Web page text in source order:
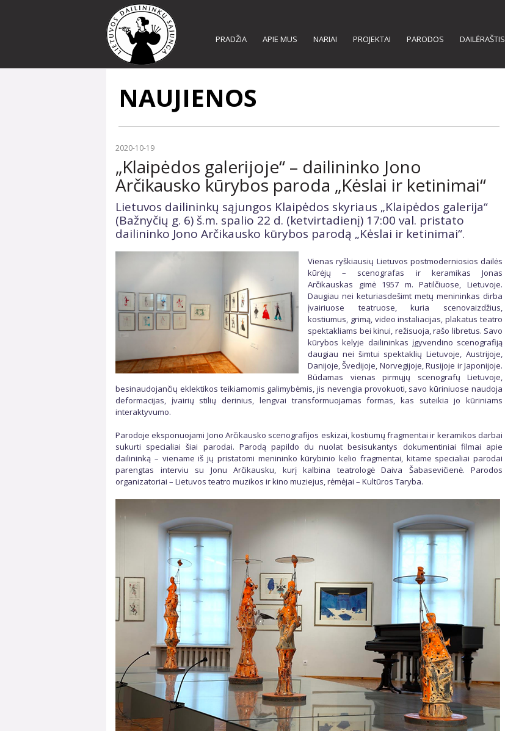
PRADŽIA APIE MUS NARIAI PROJEKTAI PARODOS DAILĖRAŠTIS
NAUJIENOS
2020-10-19
„Klaipėdos galerijoje“ – dailininko Jono
Arčikausko kūrybos paroda „Kėslai ir ketinimai“
Lietuvos dailininkų sąjungos Klaipėdos skyriaus „Klaipėdos galerija“
(Bažnyčių g. 6) š.m. spalio 22 d. (ketvirtadienį) 17:00 val. pristato
dailininko Jono Arčikausko kūrybos parodą „Kėslai ir ketinimai“.
Vienas ryškiausių Lietuvos postmoderniosios dailės
kūrėjų – scenografas ir keramikas Jonas
Arčikauskas gimė 1957 m. Patilčiuose, Lietuvoje.
Daugiau nei keturiasdešimt metų menininkas dirba
įvairiuose teatruose, kuria scenovaizdžius,
kostiumus, grimą, video instaliacijas, plakatus teatro
spektakliams bei kinui, režisuoja, rašo libretus. Savo
kūrybos kelyje dailininkas įgyvendino scenografiją
daugiau nei šimtui spektaklių Lietuvoje, Austrijoje,
Danijoje, Švedijoje, Norvegijoje, Rusijoje ir Japonijoje.
Būdamas vienas pirmųjų scenografų Lietuvoje,
besinaudojančių eklektikos teikiamomis galimybėmis, jis nevengia provokuoti, savo kūriniuose naudoja
deformacijas, įvairių stilių derinius, lengvai transformuojamas formas, kas suteikia jo kūriniams
interaktyvumo.
Parodoje eksponuojami Jono Arčikausko scenografijos eskizai, kostiumų fragmentai ir keramikos darbai
sukurti specialiai šiai parodai. Parodą papildo du nuolat besisukantys dokumentiniai filmai apie
dailininką – viename iš jų pristatomi menininko kūrybinio kelio fragmentai, kitame specialiai parodai
parengtas interviu su Jonu Arčikausku, kurį kalbina teatrologė Daiva Šabasevičienė. Parodos
organizatoriai – Lietuvos teatro muzikos ir kino muziejus, rėmėjai – Kultūros Taryba.